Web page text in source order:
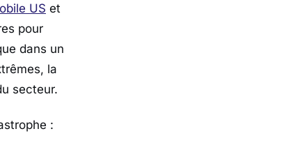
US et
pour
dans un
la
secteur.
: